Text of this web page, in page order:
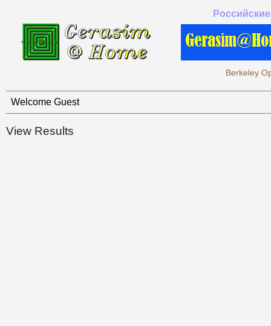
Berkeley
Welcome Guest
View Results